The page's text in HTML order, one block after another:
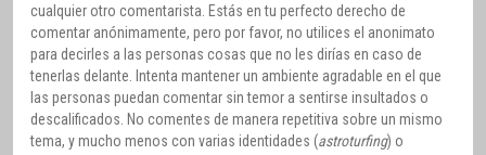
cualquier otro comentarista. Estás en tu perfecto derecho de
comentar anónimamente, pero por favor, no utilices el anonimato
para decirles a las personas cosas que no les dirías en caso de
tenerlas delante. Intenta mantener un ambiente agradable en el que
las personas puedan comentar sin temor a sentirse insultados o
descalificados. No comentes de manera repetitiva sobre un mismo
tema, y mucho menos con varias identidades (astroturfing) o